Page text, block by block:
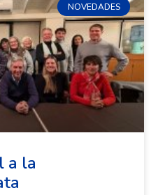
NOVEDADES
a la